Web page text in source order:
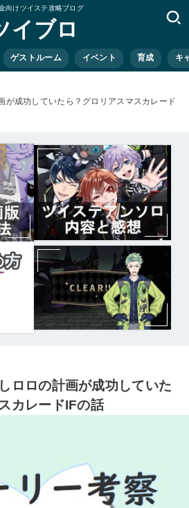
向けツイステ攻略ブログ
イブロ
ゲストルーム イベント 育成 キ
が成功していたら？グロリアスマスカレード
ロロの計画が成功していた
カレードIFの話